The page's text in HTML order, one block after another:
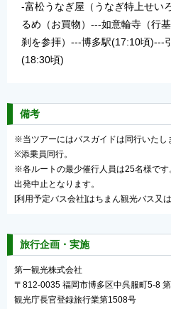
-富松うなぎ屋（うなぎ特上せい
るめ（お買物）---如意輪寺（行
刹を参拝）---博多駅(17:10頃)---
(18:30頃)
備考
※当ツアーにはバスガイドは同行いたし
※添乗員同行。
※各ルートの最少催行人員は25名様で
出発中止となります。
[利用予定バス会社]はちまん観光バス又
旅行企画・実施
第一観光株式会社
〒812-0035 福岡市博多区中呉服町5-8
観光庁長官登録旅行業第1508号